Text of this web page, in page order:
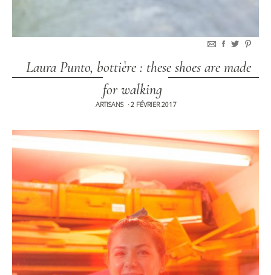
Laura Punto, bottière : these shoes are made
for walking
ARTISANS •2 FÉVRIER 2017